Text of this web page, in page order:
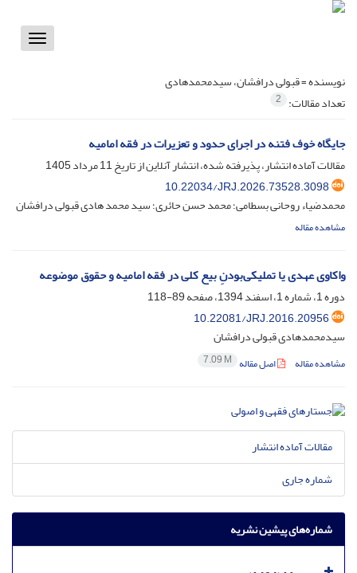
Toggle
نویسنده =قبولی درافشان، سیدمحمدهادی
تعداد مقالات: 2
جایگاه خوف فتنه در اجرای حدود و تعزیرات در فقه امامیه
مقالات آماده انتشار، پذیرفته شده، انتشار آنلاین از تاریخ11 مرداد 1405
10.22034/JRJ.2026.73528.3098
محمدضیاء روحانی بسطامی؛ محمد حسن حائری؛ سید محمد هادی قبولی درافشان
مشاهده مقاله
واکاوی عهدی یا تملیکی‌بودنِ بیع کلی در فقه امامیه و حقوق موضوعه
دوره 1، شماره 1، اسفند 1394، صفحه
89-118
10.22081/JRJ.2016.20956
سیدمحمدهادی قبولی درافشان
مشاهده مقاله اصل مقاله 7.09 M
مقالات آماده انتشار
شماره جاری
شماره‌های پیشین نشریه